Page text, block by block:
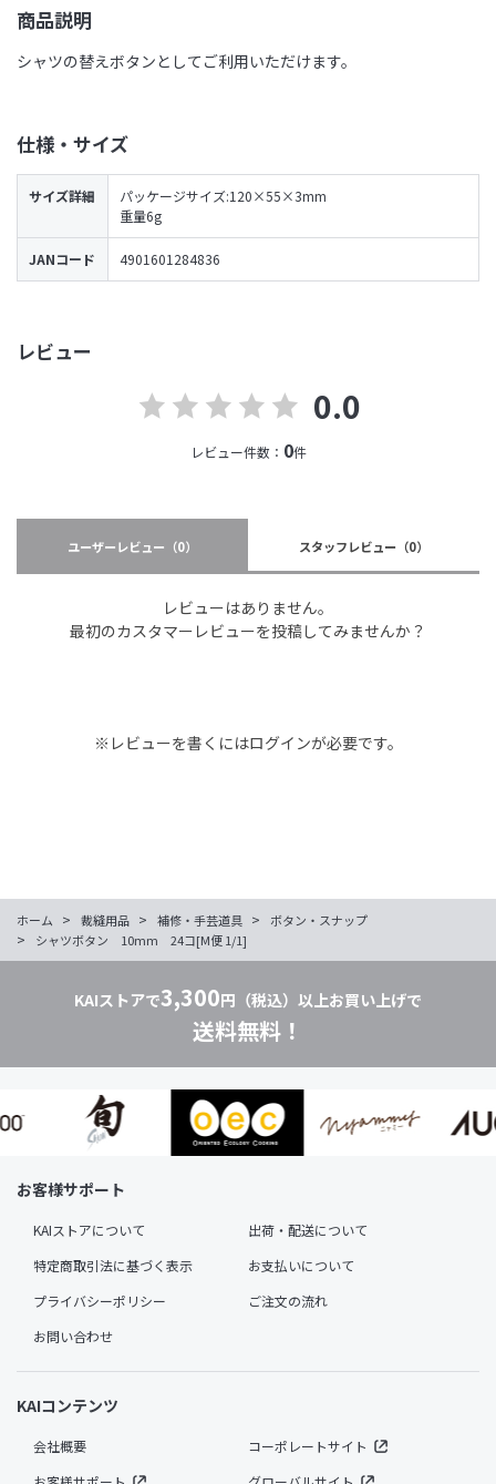
レビュー
0.0
レビュー件数： 0件
ユーザーレビュー （0） スタッフレビュー （0）
レビューはありません。
最初のカスタマーレビューを投稿してみませんか？
※レビューを書くにはログインが必要です。
商品説明
シャツの替えボタンとしてご利用いただけます。
仕様・サイズ
サイズ詳細
パッケージサイズ:120×55×3mm
重量6g
JANコード 4901601284836
ホーム > 裁縫用品 > 補修・手芸道具 > ボタン・スナップ
> シャツボタン 10mm 24コ[M便 1/1]
KAIストアで3,300円（税込）以上お買い上げで
送料無料！
お客様サポート
KAIストアについて
出荷・配送について
特定商取引法に基づく表示
お支払いについて
プライバシーポリシー
ご注文の流れ
お問い合わせ
KAIコンテンツ
会社概要
コーポレートサイト